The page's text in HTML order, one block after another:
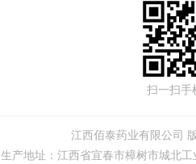
扫一扫手
江西佰泰药业有限公司
生产地址：江西省宜春市樟树市城北